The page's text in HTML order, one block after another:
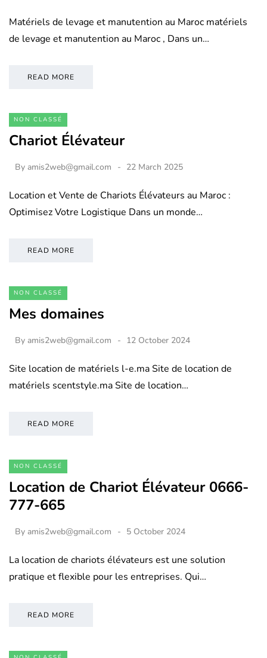
Matériels de levage et manutention au Maroc matériels
de levage et manutention au Maroc , Dans un…
READ MORE
NON CLASSÉ
Chariot Élévateur
By amis2web@gmail.com 22 March 2025
Location et Vente de Chariots Élévateurs au Maroc :
Optimisez Votre Logistique Dans un monde…
READ MORE
NON CLASSÉ
Mes domaines
By amis2web@gmail.com 12 October 2024
Site location de matériels l-e.ma Site de location de
matériels scentstyle.ma Site de location…
READ MORE
NON CLASSÉ
Location de Chariot Élévateur 0666-
777-665
By amis2web@gmail.com 5 October 2024
La location de chariots élévateurs est une solution
pratique et flexible pour les entreprises. Qui…
READ MORE